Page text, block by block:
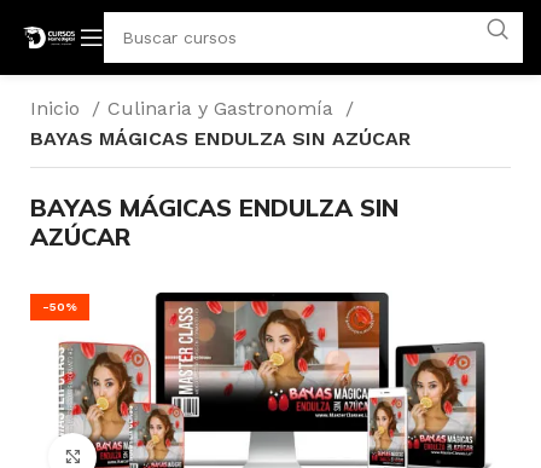
Inicio
Culinaria y Gastronomía
BAYAS MÁGICAS ENDULZA SIN AZÚCAR
BAYAS MÁGICAS ENDULZA SIN
AZÚCAR
-50%
Click para agrandar